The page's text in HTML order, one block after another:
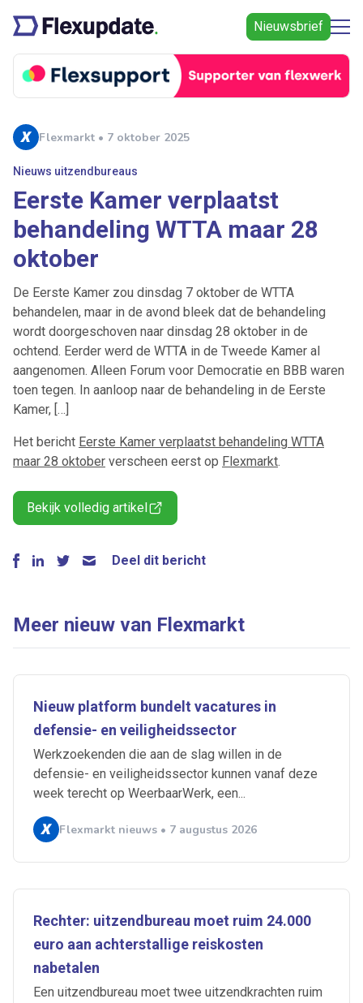
Nieuwsbrief
Flexmarkt • 7 oktober 2025
Nieuws uitzendbureaus
Eerste Kamer verplaatst
behandeling WTTA maar 28
oktober
De Eerste Kamer zou dinsdag 7 oktober de WTTA
behandelen, maar in de avond bleek dat de behandeling
wordt doorgeschoven naar dinsdag 28 oktober in de
ochtend. Eerder werd de WTTA in de Tweede Kamer al
aangenomen. Alleen Forum voor Democratie en BBB waren
toen tegen. In aanloop naar de behandeling in de Eerste
Kamer, […]
Het bericht Eerste Kamer verplaatst behandeling WTTA
maar 28 oktober verscheen eerst op Flexmarkt.
Bekijk volledig artikel
Deel dit bericht
Meer nieuw van Flexmarkt
Nieuw platform bundelt vacatures in
defensie- en veiligheidssector
Werkzoekenden die aan de slag willen in de
defensie- en veiligheidssector kunnen vanaf deze
week terecht op WeerbaarWerk, een...
Flexmarkt nieuws • 7 augustus 2026
Rechter: uitzendbureau moet ruim 24.000
euro aan achterstallige reiskosten
nabetalen
Een uitzendbureau moet twee uitzendkrachten ruim